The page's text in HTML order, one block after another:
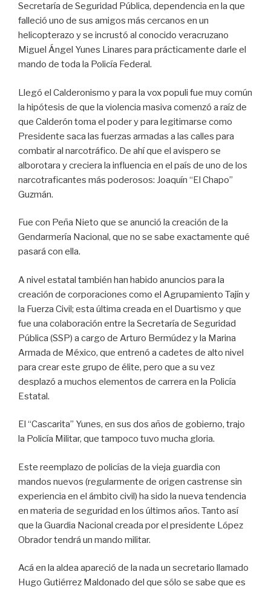
Secretaría de Seguridad Pública, dependencia en la que
falleció uno de sus amigos más cercanos en un
helicopterazo y se incrustó al conocido veracruzano
Miguel Ángel Yunes Linares para prácticamente darle el
mando de toda la Policía Federal.
Llegó el Calderonismo y para la vox populi fue muy común
la hipótesis de que la violencia masiva comenzó a raíz de
que Calderón toma el poder y para legitimarse como
Presidente saca las fuerzas armadas a las calles para
combatir al narcotráfico. De ahí que el avispero se
alborotara y creciera la influencia en el país de uno de los
narcotraficantes más poderosos: Joaquín “El Chapo”
Guzmán.
Fue con Peña Nieto que se anunció la creación de la
Gendarmería Nacional, que no se sabe exactamente qué
pasará con ella.
A nivel estatal también han habido anuncios para la
creación de corporaciones como el Agrupamiento Tajín y
la Fuerza Civil; esta última creada en el Duartismo y que
fue una colaboración entre la Secretaría de Seguridad
Pública (SSP) a cargo de Arturo Bermúdez y la Marina
Armada de México, que entrenó a cadetes de alto nivel
para crear este grupo de élite, pero que a su vez
desplazó a muchos elementos de carrera en la Policía
Estatal.
El “Cascarita” Yunes, en sus dos años de gobierno, trajo
la Policía Militar, que tampoco tuvo mucha gloria.
Este reemplazo de policías de la vieja guardia con
mandos nuevos (regularmente de origen castrense sin
experiencia en el ámbito civil) ha sido la nueva tendencia
en materia de seguridad en los últimos años. Tanto así
que la Guardia Nacional creada por el presidente López
Obrador tendrá un mando militar.
Acá en la aldea apareció de la nada un secretario llamado
Hugo Gutiérrez Maldonado del que sólo se sabe que es